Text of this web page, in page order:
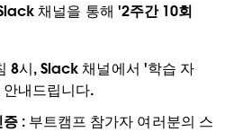
채널을 통해 '2주간 10회
8시, Slack 채널에서 '학습 자
내드립니다.
: 부트캠프 참가자 여러분의 스